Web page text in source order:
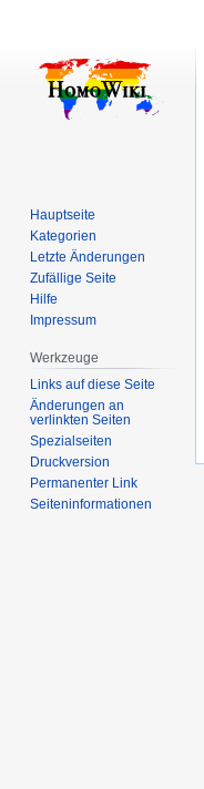
Hauptseite
Kategorien
Letzte Änderungen
Zufällige Seite
Hilfe
Impressum
Werkzeuge
Links auf diese Seite
Änderungen an
verlinkten Seiten
Spezialseiten
Druckversion
Permanenter Link
Seiten­­informationen